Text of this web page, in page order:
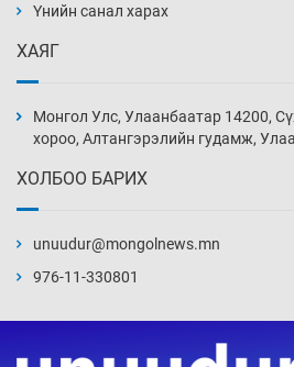
11 цаг 48 мин
12 цаг 18 мин
хэмжээг шинэчлэн
13 цаг 18 мин
Үнийн санал харах
ХАЯГ
Монгол Улс, Улаанбаатар 14200,
хороо, Алтангэрэлийн гудамж,
ХОЛБОО БАРИХ
unuudur@mongolnews.mn
976-11-330801